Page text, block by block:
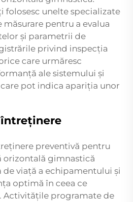
folosesc unelte specializate
pentru a evalua
și parametrii de
privind inspecția
care urmăresc
ale sistemului și
pot indica apariția unor
întreținere
preventivă pentru
orizontală gimnastică
viață a echipamentului și
optimă în ceea ce
Activitățile programate de